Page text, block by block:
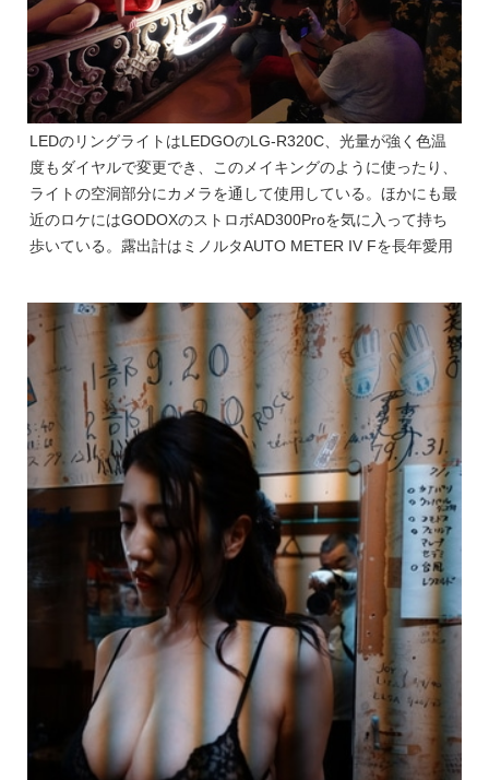
LEDのリングライトはLEDGOのLG-R320C、光量が強く色温
度もダイヤルで変更でき、このメイキングのように使ったり、
ライトの空洞部分にカメラを通して使用している。ほかにも最
近のロケにはGODOXのストロボAD300Proを気に入って持ち
歩いている。露出計はミノルタAUTO METER IV Fを長年愛用